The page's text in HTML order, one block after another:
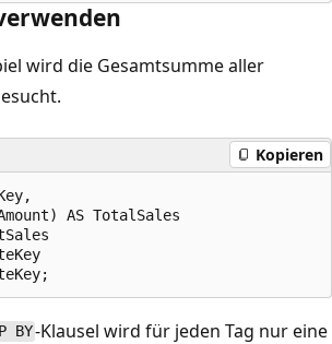
wird die Gesamtsumme aller
Kopieren
AS TotalSales
BY-Klausel wird für jeden Tag nur eine